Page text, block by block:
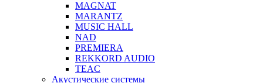
MAGNAT
MARANTZ
MUSIC HALL
NAD
PREMIERA
REKKORD AUDIO
TEAC
Акустические системы